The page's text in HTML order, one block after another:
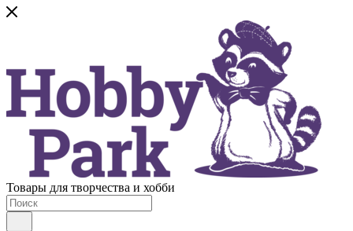
Товары для творчества и хобби